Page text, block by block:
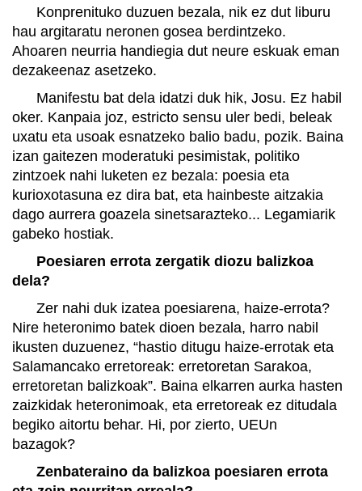
Konprenituko duzuen bezala, nik ez dut liburu
hau argitaratu neronen gosea berdintzeko.
Ahoaren neurria handiegia dut neure eskuak eman
dezakeenaz asetzeko.
Manifestu bat dela idatzi duk hik, Josu. Ez habil
oker. Kanpaia joz, estricto sensu uler bedi, beleak
uxatu eta usoak esnatzeko balio badu, pozik. Baina
izan gaitezen moderatuki pesimistak, politiko
zintzoek nahi luketen ez bezala: poesia eta
kurioxotasuna ez dira bat, eta hainbeste aitzakia
dago aurrera goazela sinetsarazteko... Legamiarik
gabeko hostiak.
Poesiaren errota zergatik diozu balizkoa
dela?
Zer nahi duk izatea poesiarena, haize-errota?
Nire heteronimo batek dioen bezala, harro nabil
ikusten duzuenez, “hastio ditugu haize-errotak eta
Salamancako erretoreak: erretoretan Sarakoa,
erretoretan balizkoak”. Baina elkarren aurka hasten
zaizkidak heteronimoak, eta erretoreak ez ditudala
begiko aitortu behar. Hi, por zierto, UEUn
bazagok?
Zenbateraino da balizkoa poesiaren errota